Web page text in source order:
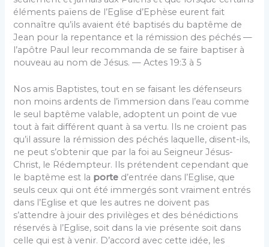
éléments païens de l’Eglise d’Ephèse eurent fait
connaître qu’ils avaient été baptisés du baptême de
Jean pour la re­pentance et la rémission des péchés —
l’apôtre Paul leur recommanda de se faire baptiser à
nouveau au nom de Jésus. — Actes 19:3 à 5
Nos amis Baptistes, tout en se faisant les défenseurs
non moins ardents de l’immersion dans l’eau comme
le seul baptême valable, adoptent un point de vue
tout à fait différent quant à sa vertu. Ils ne croient pas
qu’il assure la rémission des péchés laquelle, disent-ils,
ne peut s’obtenir que par la foi au Seigneur Jésus-
Christ, le Rédempteur. Ils prétendent cependant que
le baptême est la porte d’entrée dans l’Eglise, que
seuls ceux qui ont été immergés sont vraiment entrés
dans l’Eglise et que les autres ne doivent pas
s’attendre à jouir des pri­vilèges et des bénédictions
réservés à l’Eglise, soit dans la vie présente soit dans
celle qui est à venir. D’accord avec cette idée, les